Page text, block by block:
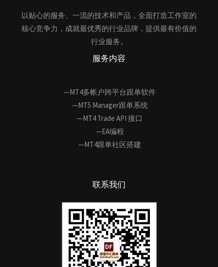
以贴心的服务、一流的技术和产品，全面打造工作室的
核心竞争力，成就最优秀的行业品牌，提供最有价值的
行业服务。
服务内容
—MT4多帐户跨平台跟单软件
—MT5 Manager跟单系统
—MT4 Trade API 接口
—EA编程
—MT4跟单社区搭建
联系我们